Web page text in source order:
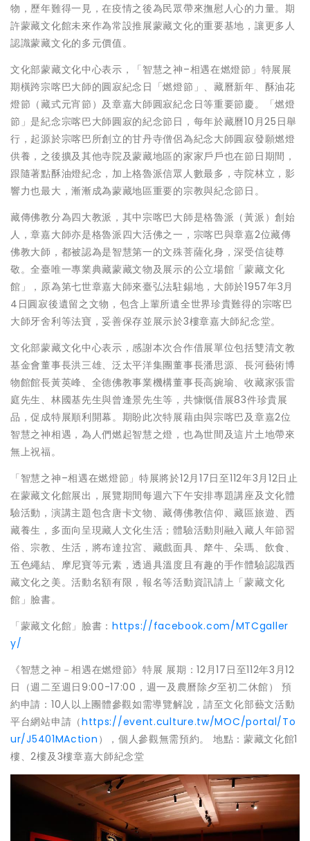
物，歷年難得一見，在疫情之後為民眾帶來撫慰人心的力量。期
許蒙藏文化館未來作為常設推展蒙藏文化的重要基地，讓更多人
認識蒙藏文化的多元價值。
文化部蒙藏文化中心表示，「智慧之神–相遇在燃燈節」特展展
期橫跨宗喀巴大師的圓寂紀念日「燃燈節」、藏曆新年、酥油花
燈節（藏式元宵節）及章嘉大師圓寂紀念日等重要節慶。「燃燈
節」是紀念宗喀巴大師圓寂的紀念節日，每年於藏曆10月25日舉
行，起源於宗喀巴所創立的甘丹寺僧侶為紀念大師圓寂發願燃燈
供養，之後擴及其他寺院及蒙藏地區的家家戶戶也在節日期間，
跟隨著點酥油燈紀念，加上格魯派信眾人數最多，寺院林立，影
響力也最大，漸漸成為蒙藏地區重要的宗教與紀念節日。
藏傳佛教分為四大教派，其中宗喀巴大師是格魯派（黃派）創始
人，章嘉大師亦是格魯派四大活佛之一，宗喀巴與章嘉2位藏傳
佛教大師，都被認為是智慧第一的文殊菩薩化身，深受信徒尊
敬。全臺唯一專業典藏蒙藏文物及展示的公立場館「蒙藏文化
館」，原為第七世章嘉大師來臺弘法駐錫地，大師於1957年3月
4日圓寂後遺留之文物，包含上輩所遺全世界珍貴難得的宗喀巴
大師牙舍利等法寶，妥善保存並展示於3樓章嘉大師紀念堂。
文化部蒙藏文化中心表示，感謝本次合作借展單位包括雙清文教
基金會董事長洪三雄、泛太平洋集團董事長潘思源、長河藝術博
物館館長黃英峰、全德佛教事業機構董事長高婉瑜、收藏家張雷
庭先生、林國基先生與曾逢景先生等，共慷慨借展83件珍貴展
品，促成特展順利開幕。期盼此次特展藉由與宗喀巴及章嘉2位
智慧之神相遇，為人們燃起智慧之燈，也為世間及這片土地帶來
無上祝福。
「智慧之神–相遇在燃燈節」特展將於12月17日至112年3月12日止
在蒙藏文化館展出，展覽期間每週六下午安排專題講座及文化體
驗活動，演講主題包含唐卡文物、藏傳佛教信仰、藏區旅遊、西
藏養生，多面向呈現藏人文化生活；體驗活動則融入藏人年節習
俗、宗教、生活，將布達拉宮、藏戲面具、犛牛、朵瑪、飲食、
五色繩結、摩尼寶等元素，透過具溫度且有趣的手作體驗認識西
藏文化之美。活動名額有限，報名等活動資訊請上「蒙藏文化
館」臉書。
「蒙藏文化館」臉書： https://facebook.com/MTCgaller
y/
《智慧之神－相遇在燃燈節》特展 展期：12月17日至112年3月12
日（週二至週日9:00-17:00，週一及農曆除夕至初二休館） 預
約申請：10人以上團體參觀如需導覽解說，請至文化部藝文活動
平台網站申請（https://event.culture.tw/MOC/portal/To
ur/J5401MAction ），個人參觀無需預約。 地點：蒙藏文化館1
樓、2樓及3樓章嘉大師紀念堂